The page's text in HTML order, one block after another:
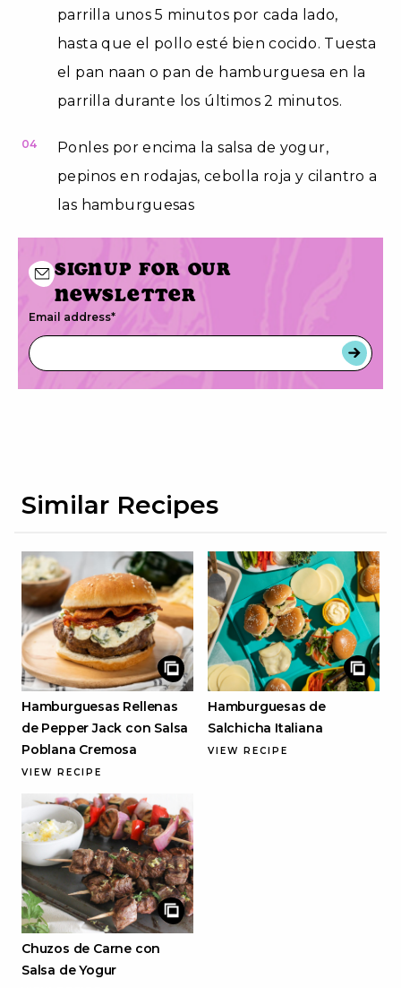
parrilla unos 5 minutos por cada lado,
hasta que el pollo esté bien cocido. Tuesta
el pan naan o pan de hamburguesa en la
parrilla durante los últimos 2 minutos.
04
Ponles por encima la salsa de yogur,
pepinos en rodajas, cebolla roja y cilantro a
las hamburguesas
Signup for our
newsletter
Email address*
Similar Recipes
Hamburguesas Rellenas
de Pepper Jack con Salsa
Poblana Cremosa
VIEW RECIPE
Hamburguesas de
Salchicha Italiana
VIEW RECIPE
Chuzos de Carne con
Salsa de Yogur